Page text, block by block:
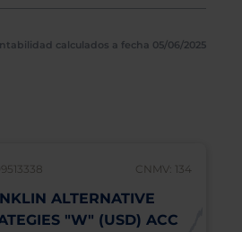
calculados a fecha 05/06/2025
CNMV: 134
ALTERNATIVE
"W" (USD) ACC